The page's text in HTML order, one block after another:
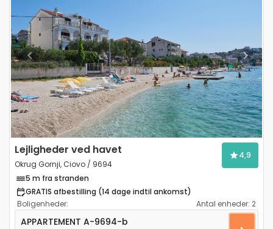
Previous Next
Lejligheder ved havet
Okrug Gornji, Ciovo / 9694
4,9
5 m fra stranden
GRATIS afbestilling (14 dage indtil ankomst)
Boligenheder:
Antal enheder: 2
Etværelses lejlighed Okrug Gornji, Ciovo A-9694-b
APPARTEMENT A-9694-b